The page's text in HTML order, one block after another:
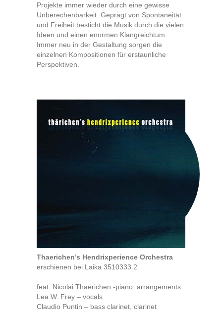
Projekte immer wieder durch eine gewisse
Unberechenbarkeit. Geprägt von Spontaneität
und Freiheit besticht die Musik durch die vielen
Ideen und einen enormen Klangreichtum.
Immer neu in der Gestaltung sorgen die
einzelnen Kompositionen für erstaunliche
Perspektiven.
Thaerichen’s Hendrixperience Orchestra
erschienen bei Laika 3510333.2
feat. Nicolai Thaerichen -piano, arrangements
Lea W. Frey – vocals
Claudio Puntin – bass clarinet, clarinet